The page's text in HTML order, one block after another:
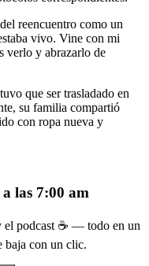
reencuentro como un
vivo. Vine con mi
verlo y abrazarlo de
que ser trasladado en
su familia compartió
con ropa nueva y
las 7:00 am
el podcast ☕ — todo en un
baja con un clic.